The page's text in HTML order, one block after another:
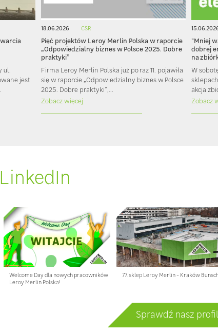
jest
18.06.2026 CSR
Pięć projektów Leroy Merlin Polska w raporcie
„Odpowiedzialny biznes w Polsce 2025. Dobre
praktyki”
Firma Leroy Merlin Polska już po raz 11. pojawiła
się w raporcie „Odpowiedzialny biznes w Polsce
2025. Dobre praktyki”,...
Zobacz więcej
"Mniej
dobrej
na
W
akcja
Zobacz
Sprawdź nasz profil
Welcome Day dla nowych pracowników
Leroy Merlin Polska!
77. sklep Leroy Merlin - Kraków